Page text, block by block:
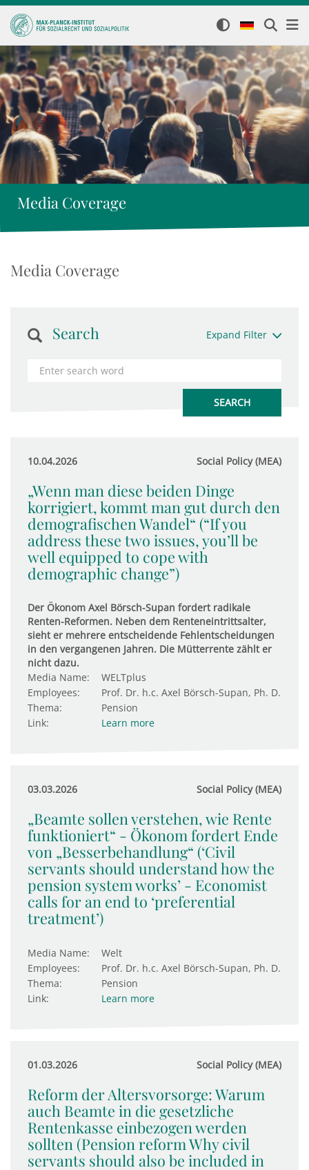
Media Coverage
Media Coverage
Search Expand Filter
10.04.2026 Social Policy (MEA)
„Wenn man diese beiden Dinge
korrigiert, kommt man gut durch den
demografischen Wandel“ (“If you
address these two issues, you’ll be
well equipped to cope with
demographic change”)
Der Ökonom Axel Börsch-Supan fordert radikale
Renten-Reformen. Neben dem Renteneintrittsalter,
sieht er mehrere entscheidende Fehlentscheidungen
in den vergangenen Jahren. Die Mütterrente zählt er
nicht dazu.
Media Name:
WELTplus
Employees:
Prof. Dr. h.c. Axel Börsch-Supan, Ph. D.
Thema:
Pension
Link:
Learn more
03.03.2026 Social Policy (MEA)
„Beamte sollen verstehen, wie Rente
funktioniert“ - Ökonom fordert Ende
von „Besserbehandlung“ (‘Civil
servants should understand how the
pension system works’ - Economist
calls for an end to ‘preferential
treatment’)
Media Name:
Welt
Employees:
Prof. Dr. h.c. Axel Börsch-Supan, Ph. D.
Thema:
Pension
Link:
Learn more
01.03.2026 Social Policy (MEA)
Reform der Altersvorsorge: Warum
auch Beamte in die gesetzliche
Rentenkasse einbezogen werden
sollten (Pension reform Why civil
servants should also be included in